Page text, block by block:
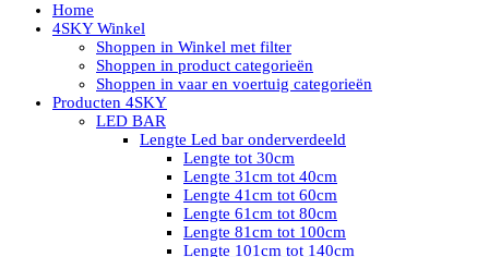
Home
4SKY Winkel
Shoppen in Winkel met filter
Shoppen in product categorieën
Shoppen in vaar en voertuig categorieën
Producten 4SKY
LED BAR
Lengte Led bar onderverdeeld
Lengte tot 30cm
Lengte 31cm tot 40cm
Lengte 41cm tot 60cm
Lengte 61cm tot 80cm
Lengte 81cm tot 100cm
Lengte 101cm tot 140cm